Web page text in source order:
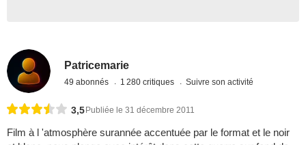
Patricemarie
49 abonnés 1 280 critiques Suivre son activité
3,5 Publiée le 31 décembre 2011
Film à l 'atmosphère surannée accentuée par le format et le noir